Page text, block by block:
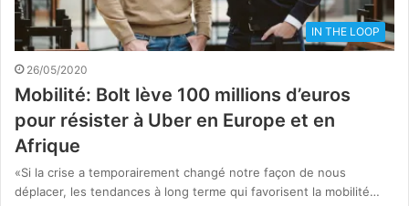
IN THE LOOP
26/05/2020
Mobilité: Bolt lève 100 millions d’euros
pour résister à Uber en Europe et en
Afrique
«Si la crise a temporairement changé notre façon de nous
déplacer, les tendances à long terme qui favorisent la mobilité…